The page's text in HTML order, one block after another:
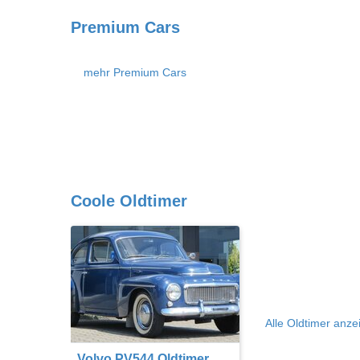
Premium Cars
mehr Premium Cars
Coole Oldtimer
Alle Oldtimer